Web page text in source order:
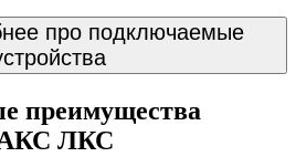
про подключаемые
преимущества
ЛКС